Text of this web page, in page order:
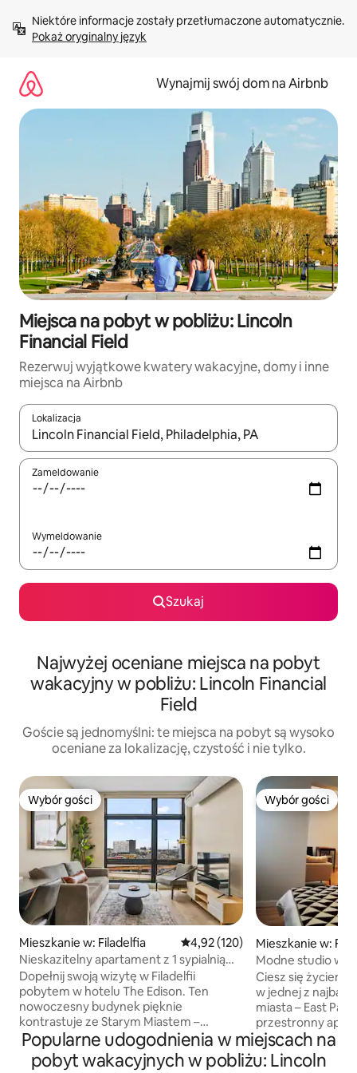
treści Pokaż oryginalny język
Wynajmij swój dom na Airbnb
Miejsca na pobyt w pobliżu: Lincoln
Financial Field
Rezerwuj wyjątkowe kwatery wakacyjne, domy i inne
miejsca na Airbnb
Lokalizacja
Gdy wyniki będą dostępne, możesz poruszać się po nich za
Zameldowanie
Wymeldowanie
Szukaj
Najwyżej oceniane miejsca na pobyt
wakacyjny w pobliżu: Lincoln Financial
Field
Goście są jednomyślni: te miejsca na pobyt są wysoko
oceniane za lokalizację, czystość i nie tylko.
Wybór gości
Wybór gości
Mieszkanie w: Filadelfia Średnia ocena: 4,92 na 5, liczba
4,92 (120)
Nieskazitelny apartament z 1 sypialnią
i tarasem na dachu | Stare Miasto | Widok
premium
Dopełnij swoją wizytę w Filadelfii
pobytem w hotelu The Edison. Ten
nowoczesny budynek pięknie
kontrastuje ze Starym Miastem –
znanym jako najbardziej historyczny
obszar w kraju. W pobliżu znajdują się
najlepsze restauracje, sklepy,
Wybór gości
Wybór gości
Mieszkanie w:
Modne studio w
Philly
Ciesz się życiem
w jednej z
miasta – East
przestronny
idealny na
samotnego
spokojnego i
Popularne udogodnienia w miejscach na
pobyt wakacyjnych w pobliżu: Lincoln